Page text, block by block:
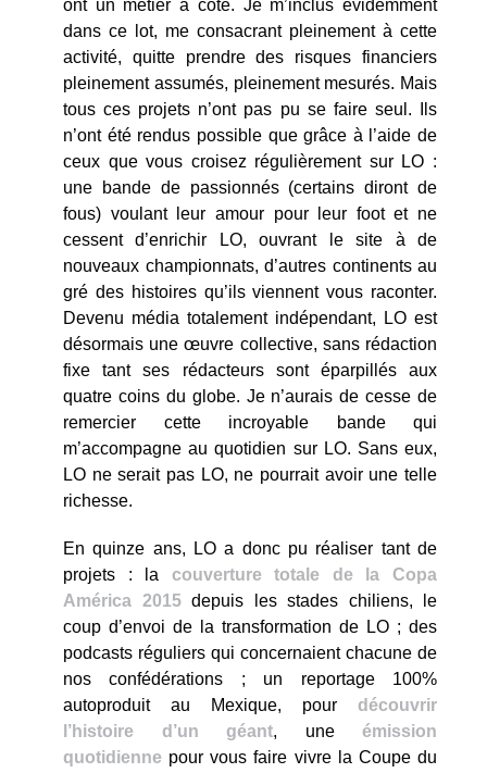
ont un métier à côté. Je m’inclus évidemment
dans ce lot, me consacrant pleinement à cette
activité, quitte prendre des risques financiers
pleinement assumés, pleinement mesurés. Mais
tous ces projets n’ont pas pu se faire seul. Ils
n’ont été rendus possible que grâce à l’aide de
ceux que vous croisez régulièrement sur LO :
une bande de passionnés (certains diront de
fous) voulant leur amour pour leur foot et ne
cessent d’enrichir LO, ouvrant le site à de
nouveaux championnats, d’autres continents au
gré des histoires qu’ils viennent vous raconter.
Devenu média totalement indépendant, LO est
désormais une œuvre collective, sans rédaction
fixe tant ses rédacteurs sont éparpillés aux
quatre coins du globe. Je n’aurais de cesse de
remercier cette incroyable bande qui
m’accompagne au quotidien sur LO. Sans eux,
LO ne serait pas LO, ne pourrait avoir une telle
richesse.
En quinze ans, LO a donc pu réaliser tant de
projets : la couverture totale de la Copa
América 2015depuis les stades chiliens, le
coup d’envoi de la transformation de LO ; des
podcasts réguliers qui concernaient chacune de
nos confédérations ; un reportage 100%
autoproduit au Mexique, pour découvrir
l’histoire d’un géant, une émission
quotidienne pour vous faire vivre la Coupe du